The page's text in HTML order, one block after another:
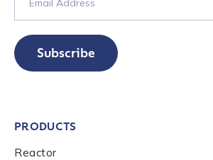
How did you hear about us?
By checking this box, you indicate
privacy policy
Subscribe
PRODUCTS
Reactor